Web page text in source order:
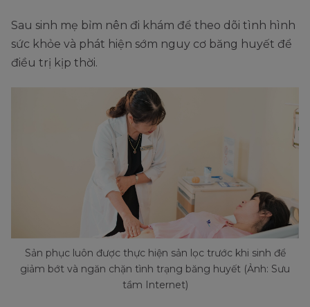
Sau sinh mẹ bỉm nên đi khám để theo dõi tình hình
sức khỏe và phát hiện sớm nguy cơ băng huyết để
điều trị kịp thời.
Sản phục luôn được thực hiện sản lọc trước khi sinh để
giảm bớt và ngăn chặn tình trạng băng huyết (Ảnh: Sưu
tầm Internet)